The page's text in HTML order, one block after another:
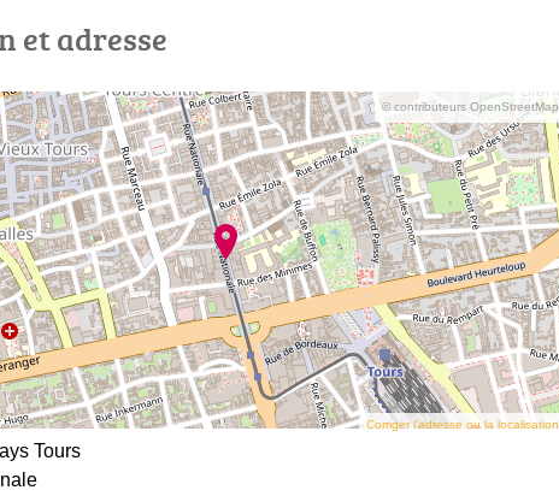
et adresse
© contributeurs OpenStreetMap
Corriger l’adresse ou la localisation
Tours